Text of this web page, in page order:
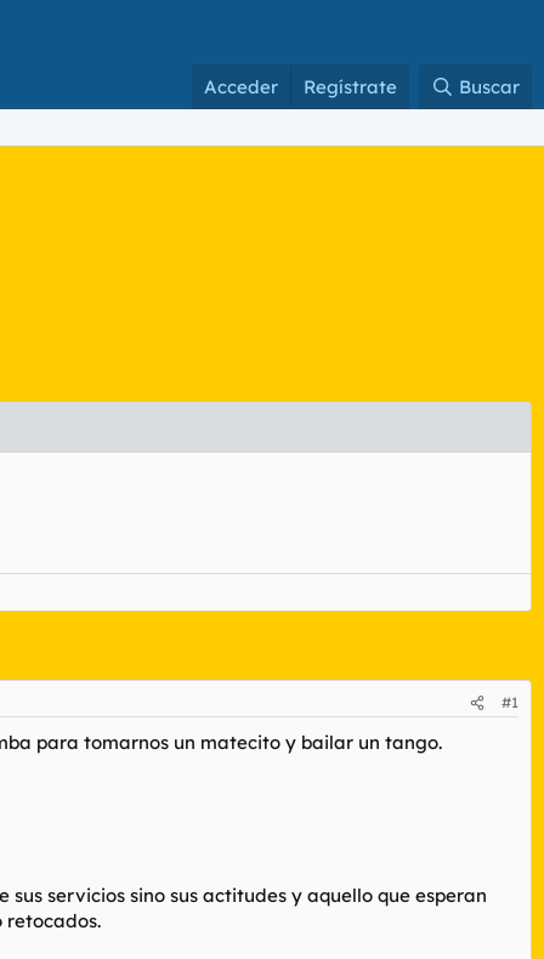
Acceder Regístrate Buscar
#1
para tomarnos un matecito y bailar un tango.
servicios sino sus actitudes y aquello que esperan
retocados.